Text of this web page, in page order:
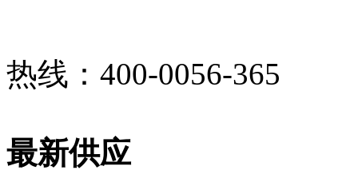
热线：400-0056-365
最新供应